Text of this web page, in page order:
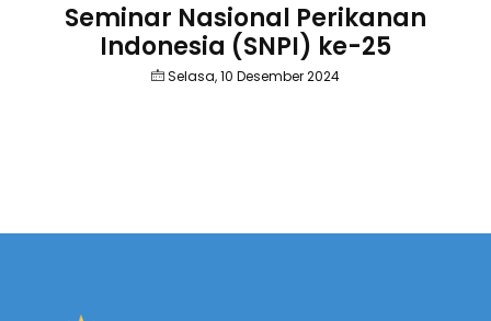
Seminar Nasional Perikanan
Indonesia (SNPI) ke-25
Selasa, 10 Desember 2024